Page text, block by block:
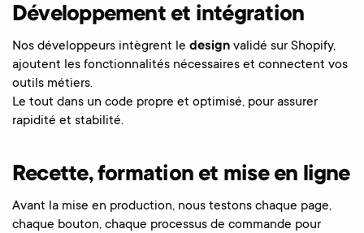
Développement et intégration
Nos développeurs intègrent le design validé sur Shopify,
ajoutent les fonctionnalités nécessaires et connectent vos
outils métiers.
Le tout dans un code propre et optimisé, pour assurer
rapidité et stabilité.
Recette, formation et mise en ligne
Avant la mise en production, nous testons chaque page,
chaque bouton, chaque processus de commande pour